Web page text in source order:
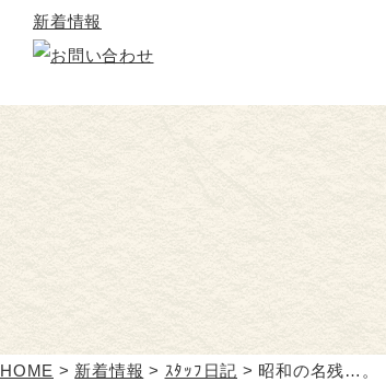
新着情報
HOME > 新着情報 > ｽﾀｯﾌ日記 > 昭和の名残…。